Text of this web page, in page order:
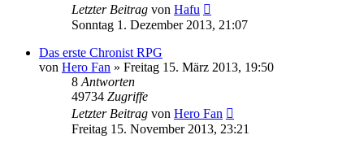
Letzter Beitrag von Hafu
Sonntag 1. Dezember 2013, 21:07
Das erste Chronist RPG
von Hero Fan » Freitag 15. März 2013, 19:50
8 Antworten
49734 Zugriffe
Letzter Beitrag von Hero Fan
Freitag 15. November 2013, 23:21